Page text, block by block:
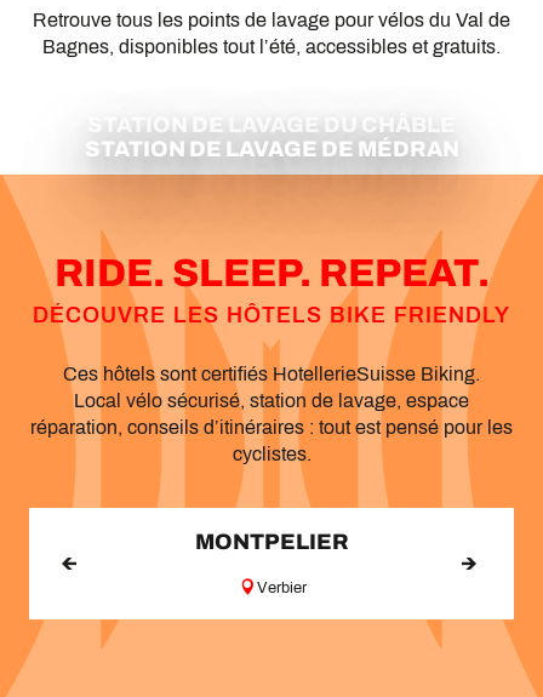
Retrouve tous les points de lavage pour vélos du Val de
Bagnes, disponibles tout l’été, accessibles et gratuits.
STATION DE LAVAGE DU CHÂBLE
STATION DE LAVAGE DE MÉDRAN
RIDE. SLEEP. REPEAT.
DÉCOUVRE LES HÔTELS BIKE FRIENDLY
Ces hôtels sont certifiés HotellerieSuisse Biking.
Local vélo sécurisé, station de lavage, espace
réparation, conseils d’itinéraires : tout est pensé pour les
cyclistes.
MONTPELIER
Verbier